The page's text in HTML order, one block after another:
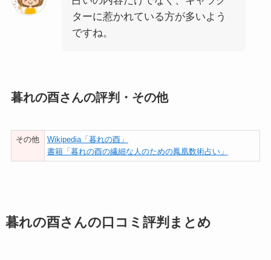
ターに惹かれている方が多いよう
ですね。
暮れの酉さんの評判・その他
その他
Wikipedia「暮れの酉」
書籍「暮れの酉の繊細な人のための鳳凰数術占い」
暮れの酉さんの口コミ評判まとめ